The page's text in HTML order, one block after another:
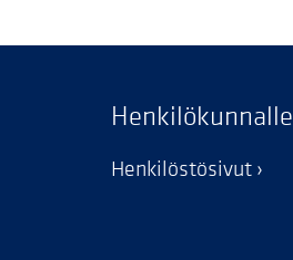
Henkilökunnalle
Henkilöstösivut